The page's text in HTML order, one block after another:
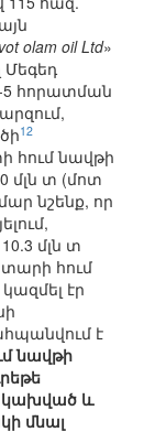
olam oil Ltd»
Մեգեդ
5 հորատման
12
հում նավթի
մլն տ (մոտ
նշենք, որ
մլն տ
տարի հում
էր
է
նավթի
կախված և
մնալ